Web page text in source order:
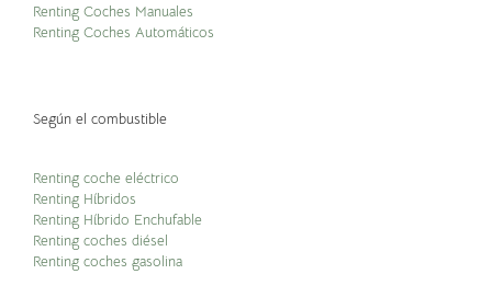
Renting Coches Manuales
Renting Coches Automáticos
Según el combustible
Renting coche eléctrico
Renting Híbridos
Renting Híbrido Enchufable
Renting coches diésel
Renting coches gasolina